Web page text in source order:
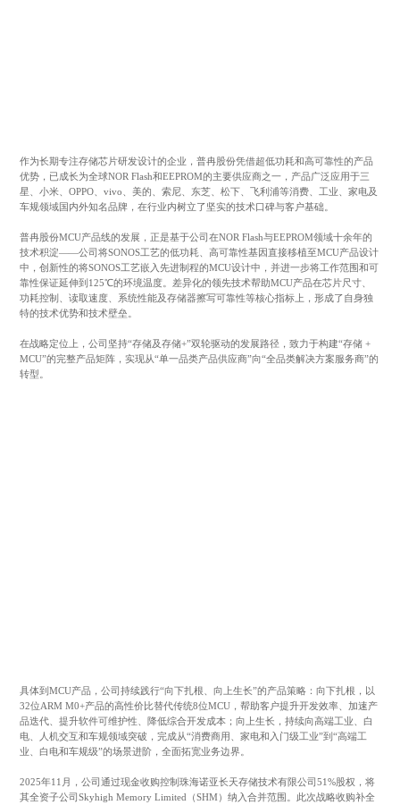
作为长期专注存储芯片研发设计的企业，普冉股份凭借超低功耗和高可靠性的产品
优势，已成长为全球NOR Flash和EEPROM的主要供应商之一，产品广泛应用于三
星、小米、OPPO、vivo、美的、索尼、东芝、松下、飞利浦等消费、工业、家电及
车规领域国内外知名品牌，在行业内树立了坚实的技术口碑与客户基础。
普冉股份MCU产品线的发展，正是基于公司在NOR Flash与EEPROM领域十余年的
技术积淀——公司将SONOS工艺的低功耗、高可靠性基因直接移植至MCU产品设计
中，创新性的将SONOS工艺嵌入先进制程的MCU设计中，并进一步将工作范围和可
靠性保证延伸到125℃的环境温度。差异化的领先技术帮助MCU产品在芯片尺寸、
功耗控制、读取速度、系统性能及存储器擦写可靠性等核心指标上，形成了自身独
特的技术优势和技术壁垒。
在战略定位上，公司坚持“存储及存储+”双轮驱动的发展路径，致力于构建“存储 +
MCU”的完整产品矩阵，实现从“单一品类产品供应商”向“全品类解决方案服务商”的
转型。
具体到MCU产品，公司持续践行“向下扎根、向上生长”的产品策略：向下扎根，以
32位ARM M0+产品的高性价比替代传统8位MCU，帮助客户提升开发效率、加速产
品迭代、提升软件可维护性、降低综合开发成本；向上生长，持续向高端工业、白
电、人机交互和车规领域突破，完成从“消费商用、家电和入门级工业”到“高端工
业、白电和车规级”的场景进阶，全面拓宽业务边界。
2025年11月，公司通过现金收购控制珠海诺亚长天存储技术有限公司51%股权，将
其全资子公司Skyhigh Memory Limited（SHM）纳入合并范围。此次战略收购补全